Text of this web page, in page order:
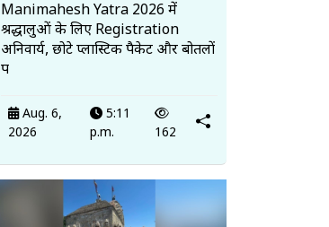
Manimahesh Yatra 2026 में
श्रद्धालुओं के लिए Registration
अनिवार्य, छोटे प्लास्टिक पैकेट और बोतलों
प
Aug. 6,
2026
5:11
p.m.
162